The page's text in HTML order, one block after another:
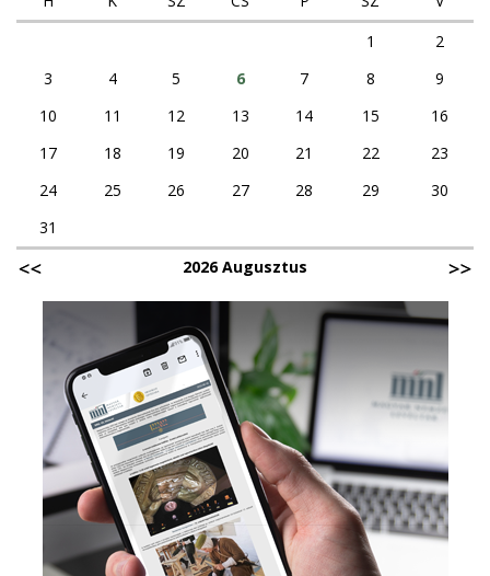
1
2
3
4 5 6 7 8
9
10
11 12 13 14 15
16
17
18 19 20 21 22
23
24
25 26 27 28 29
30
31
2026 Augusztus